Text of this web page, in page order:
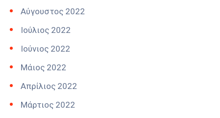
Αύγουστος 2022
Ιούλιος 2022
Ιούνιος 2022
Μάιος 2022
Απρίλιος 2022
Μάρτιος 2022